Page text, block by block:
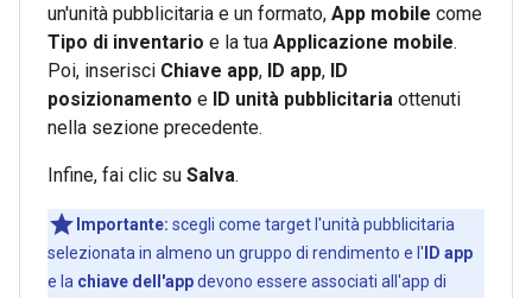
un'unità pubblicitaria e un formato, App mobile come
Tipo di inventario e la tua Applicazione mobile.
Poi, inserisci Chiave app, ID app, ID
posizionamento e ID unità pubblicitaria ottenuti
nella sezione precedente.
Infine, fai clic su Salva.
Importante: scegli come target l'unità pubblicitaria
selezionata in almeno un gruppo di rendimento e l'ID app
e la chiave dell'appdevono essere associati all'app di